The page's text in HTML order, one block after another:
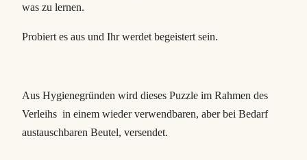
was zu lernen.
Probiert es aus und Ihr werdet begeistert sein.
Aus Hygienegründen wird dieses Puzzle im Rahmen des
Verleihs in einem wieder verwendbaren, aber bei Bedarf
austauschbaren Beutel, versendet.